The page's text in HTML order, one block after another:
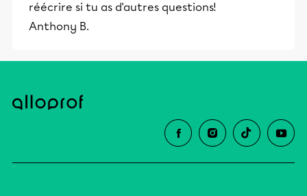
réécrire si tu as d'autres questions!
Anthony B.